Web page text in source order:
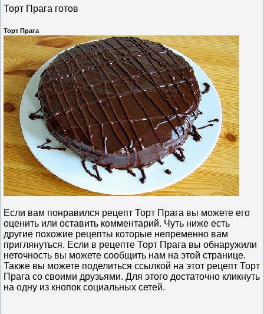
Торт Прага готов
Торт Прага
Если вам понравился рецепт Торт Прага вы можете его
оценить или оставить комментарий. Чуть ниже есть
другие похожие рецепты которые непременно вам
приглянуться. Если в рецепте Торт Прага вы обнаружили
неточность вы можете сообщить нам на этой странице.
Также вы можете поделиться ссылкой на этот рецепт Торт
Прага со своими друзьями. Для этого достаточно кликнуть
на одну из кнопок социальных сетей.